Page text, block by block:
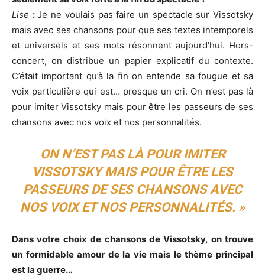
Lise :Je ne voulais pas faire un spectacle sur Vissotsky
mais avec ses chansons pour que ses textes intemporels
et universels et ses mots résonnent aujourd’hui. Hors-
concert, on distribue un papier explicatif du contexte.
C’était important qu’à la fin on entende sa fougue et sa
voix particulière qui est… presque un cri. On n’est pas là
pour imiter Vissotsky mais pour être les passeurs de ses
chansons avec nos voix et nos personnalités.
ON N’EST PAS LÀ POUR IMITER
VISSOTSKY MAIS POUR ÊTRE LES
PASSEURS DE SES CHANSONS AVEC
NOS VOIX ET NOS PERSONNALITÉS. »
Dans votre choix de chansons de Vissotsky, on trouve
un formidable amour de la vie mais le thème principal
est la guerre…